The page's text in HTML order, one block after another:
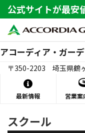
公式サイトが最安
アコーディア・ガー
〒350-2203 埼玉県鶴
最新情報 営業
スクール